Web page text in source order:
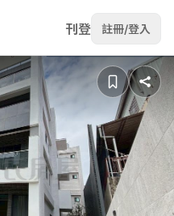
刊登 註冊/登入